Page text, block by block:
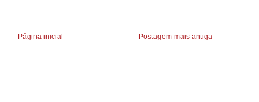
Postagem mais antiga
Página inicial